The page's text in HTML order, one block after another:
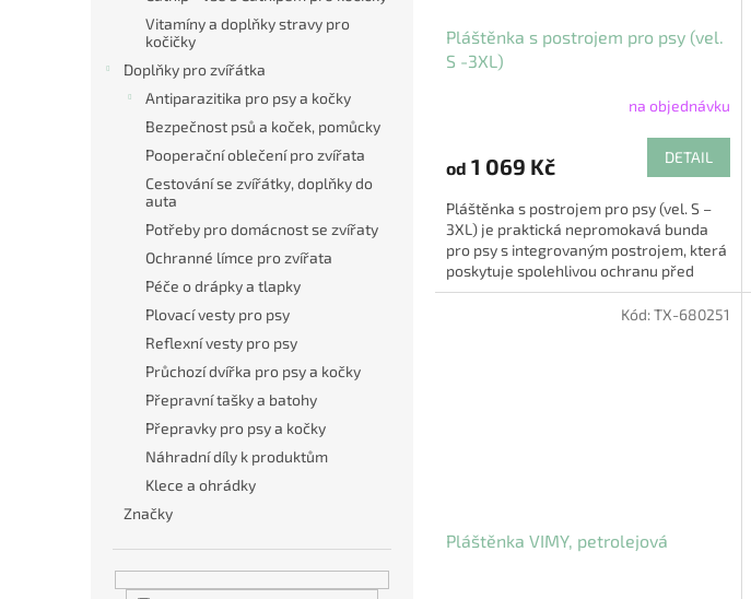
Vitamíny a doplňky stravy pro
kočičky
Doplňky pro zvířátka
Antiparazitika pro psy a kočky
Bezpečnost psů a koček, pomůcky
Pooperační oblečení pro zvířata
Cestování se zvířátky, doplňky do
auta
Potřeby pro domácnost se zvířaty
Ochranné límce pro zvířata
Péče o drápky a tlapky
Plovací vesty pro psy
Reflexní vesty pro psy
Průchozí dvířka pro psy a kočky
Přepravní tašky a batohy
Přepravky pro psy a kočky
Náhradní díly k produktům
Klece a ohrádky
Značky
Pláštěnka s postrojem pro psy (vel.
S -3XL)
je
z
5
hvězdiček.
na objednávku
od 1 069 Kč DETAIL
Pláštěnka s postrojem pro psy (vel. S –
3XL) je praktická nepromokavá bunda
pro psy s integrovaným postrojem, která
poskytuje spolehlivou ochranu před
deštěm, větrem i vlhkostí...
Pláštěnka VIMY, petrolejová
Kód:TX-680251